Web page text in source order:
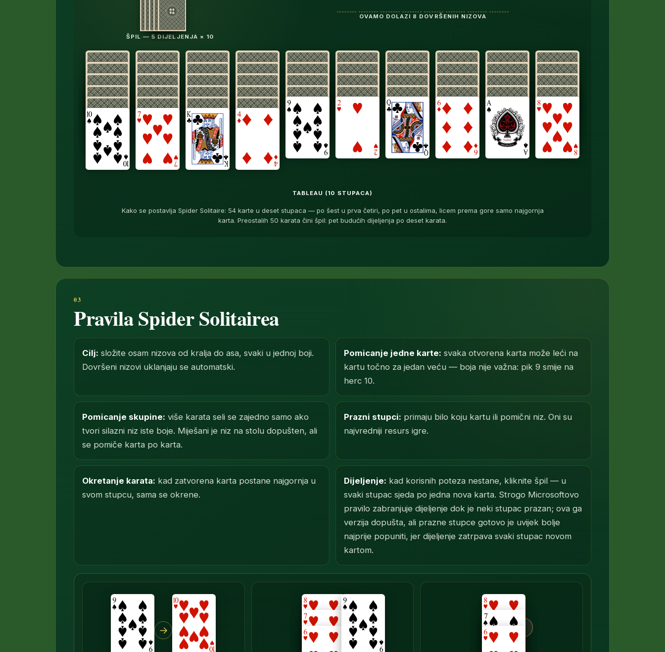
ŠPIL — 5 DIJELJENJA × 10
OVAMO DOLAZI 8 DOVRŠENIH NIZOVA
TABLEAU (10 STUPACA)
Kako se postavlja Spider Solitaire: 54 karte u deset stupaca — po šest u prva četiri, po pet u ostalima, licem prema gore samo najgornja
karta. Preostalih 50 karata čini špil: pet budućih dijeljenja po deset karata.
Pravila Spider Solitairea
Cilj: složite osam nizova od kralja do asa, svaki u jednoj boji.
Dovršeni nizovi uklanjaju se automatski.
Pomicanje jedne karte: svaka otvorena karta može leći na
kartu točno za jedan veću — boja nije važna: pik 9 smije na
herc 10.
Pomicanje skupine: više karata seli se zajedno samo ako
tvori silazni niz iste boje. Miješani je niz na stolu dopušten, ali
se pomiče karta po karta.
Prazni stupci: primaju bilo koju kartu ili pomični niz. Oni su
najvredniji resurs igre.
Okretanje karata: kad zatvorena karta postane najgornja u
svom stupcu, sama se okrene.
Dijeljenje: kad korisnih poteza nestane, kliknite špil — u
svaki stupac sjeda po jedna nova karta. Strogo Microsoftovo
pravilo zabranjuje dijeljenje dok je neki stupac prazan; ova ga
verzija dopušta, ali prazne stupce gotovo je uvijek bolje
najprije popuniti, jer dijeljenje zatrpava svaki stupac novom
kartom.
→ → ×